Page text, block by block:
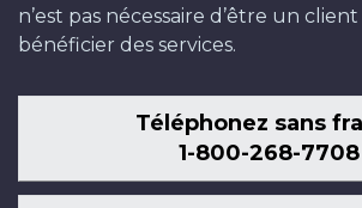
n’est pas nécessaire d’être un client
bénéficier des services.
Téléphonez sans
1-800-268-7708